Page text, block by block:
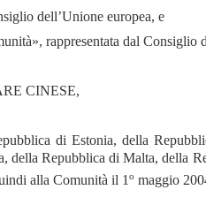
dell’Unione europea, e
rappresentata dal Consiglio
CINESE,
di Estonia, della
della Repubblica di Malta, della
alla Comunità il 1 o maggio